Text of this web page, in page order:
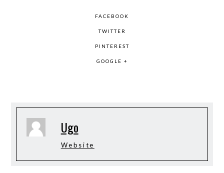
FACEBOOK
TWITTER
PINTEREST
GOOGLE +
Ugo
Website